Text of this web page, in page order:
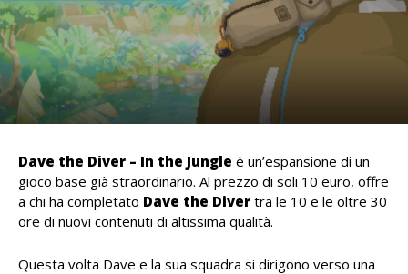
Dave the Diver – In the Jungle è un’espansione di un
gioco base già straordinario. Al prezzo di soli 10 euro, offre
a chi ha completato Dave the Diver tra le 10 e le oltre 30
ore di nuovi contenuti di altissima qualità.
Questa volta Dave e la sua squadra si dirigono verso una